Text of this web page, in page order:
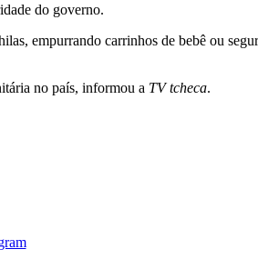
do governo.
empurrando carrinhos de bebê ou
no país, informou a TV tcheca.